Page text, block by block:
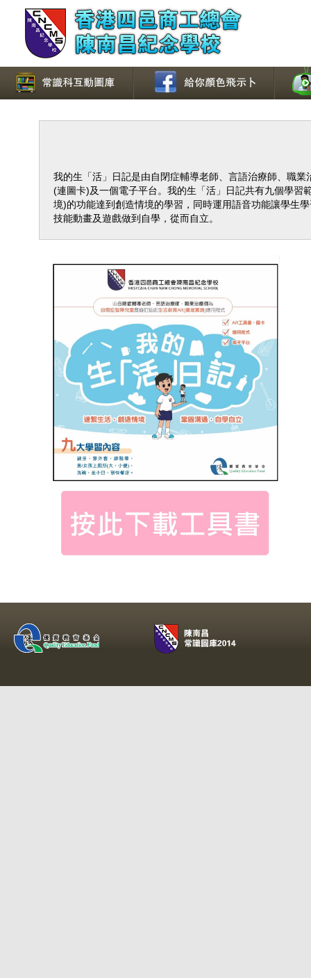
我的生「活」日記是由自閉症輔導老師、言語治療師、職
(連圖卡)及一個電子平台。我的生「活」日記共有九個學習
境)的功能達到創造情境的學習，同時運用語音功能讓學生
技能動畫及遊戲做到自學，從而自立。